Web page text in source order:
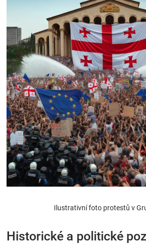
děti
Těhotenské
oblečení
Novinky
Značky
Blog
Ilustrativní foto protestů v
Historické a politické